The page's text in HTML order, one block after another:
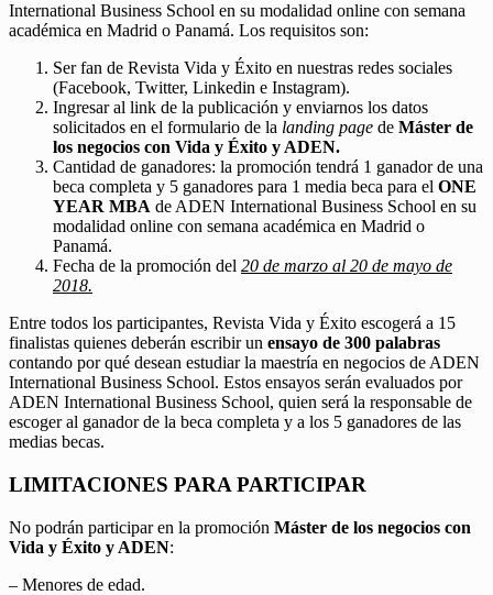
International Business School en su modalidad online con semana
académica en Madrid o Panamá. Los requisitos son:
Ser fan de Revista Vida y Éxito en nuestras redes sociales
(Facebook, Twitter, Linkedin e Instagram).
Ingresar al link de la publicación y enviarnos los datos
solicitados en el formulario de la landing page de Máster de
los negocios con Vida y Éxito y ADEN.
Cantidad de ganadores: la promoción tendrá 1 ganador de una
beca completa y 5 ganadores para 1 media beca para el ONE
YEAR MBA de ADEN International Business School en su
modalidad online con semana académica en Madrid o
Panamá.
Fecha de la promoción del 20 de marzo al 20 de mayo de
2018.
Entre todos los participantes, Revista Vida y Éxito escogerá a 15
finalistas quienes deberán escribir un ensayo de 300 palabras
contando por qué desean estudiar la maestría en negocios de ADEN
International Business School. Estos ensayos serán evaluados por
ADEN International Business School, quien será la responsable de
escoger al ganador de la beca completa y a los 5 ganadores de las
medias becas.
LIMITACIONES PARA PARTICIPAR
No podrán participar en la promoción Máster de los negocios con
Vida y Éxito y ADEN:
– Menores de edad.